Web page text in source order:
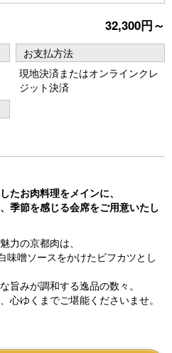
32,300円～
お支払方法
現地決済またはオンラインクレ
ジット決済
たお肉料理をメインに、
季節を感じる会席をご用意いたし
力の京都肉は、
味噌ソースをかけたビフカツとし
旨みが調和する逸品の数々。
心ゆくまでご堪能くださいませ。